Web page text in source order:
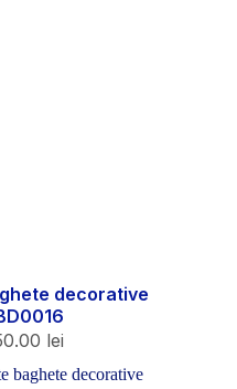
decorative
lei
baghete decorative